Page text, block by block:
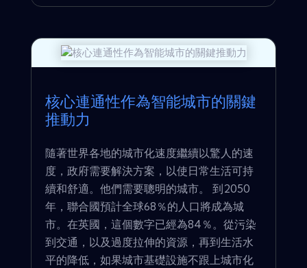
核心連通性作為智能城市的關鍵
推動力
隨著世界各地的城市化速度繼續以驚人的速
度，政府需要解決方案，以使日常生活可持
續和舒適。他們需要聰明的城市。 到2050
年，聯合國預計全球68％的人口將成為城
市。在英國，這個數字已經為84％。從污染
到交通，以及過度拉伸的資源，再到生活水
平的降低，如果城市基礎設施不跟上城市化